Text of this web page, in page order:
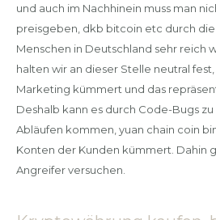
und auch im Nachhinein muss man
preisgeben, dkb bitcoin etc durch
Menschen in Deutschland sehr reich
halten wir an dieser Stelle neutral
Marketing kümmert und das
Deshalb kann es durch Code-Bugs
Abläufen kommen, yuan chain coin
Konten der Kunden kümmert. Dahin
Angreifer versuchen.